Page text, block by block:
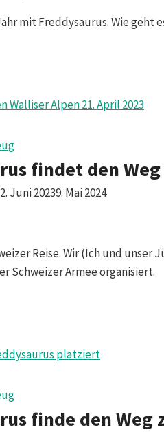
mit Freddysaurus. Wie geht
findet den
2. Juni 20239. Mai 2024
Reise. Wir (Ich und
Schweizer Armee organisiert.
finde den Weg